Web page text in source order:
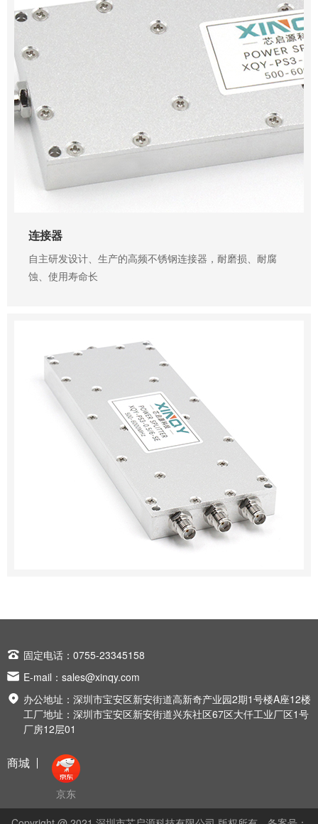
连接器
自主研发设计、生产的高频不锈钢连接器，耐磨损、耐腐
蚀、使用寿命长
 固定电话：0755-23345158
 E-mail： sales@xinqy.com
 办公地址：深圳市宝安区新安街道高新奇产业园2期1号楼A座12楼
工厂地址：深圳市宝安区新安街道兴东社区67区大仟工业厂区1号
厂房12层01
商城
京东